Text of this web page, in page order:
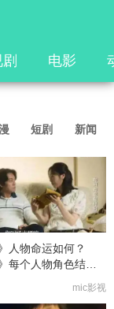
电影
短剧 新闻
人物命运如何？
每个人物角色结局
mic影视